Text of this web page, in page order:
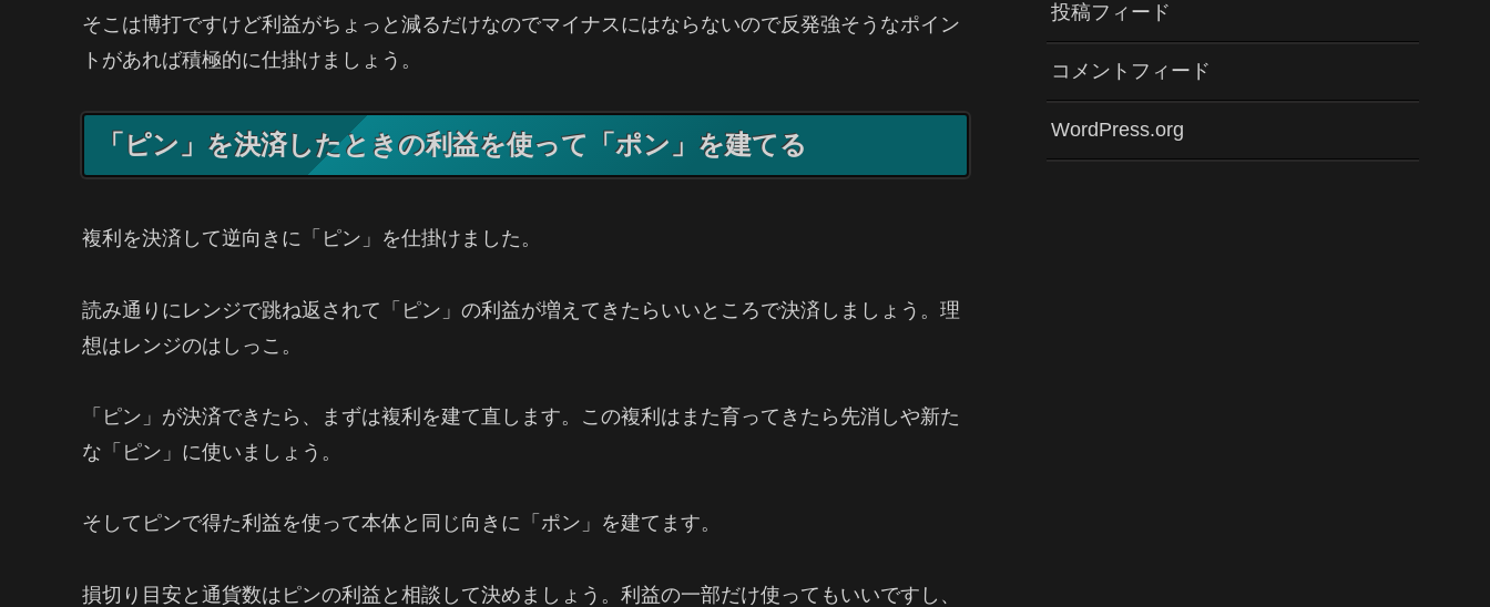
そこは博打ですけど利益がちょっと減るだけなのでマイナスにはならないので反発強そうなポイン
トがあれば積極的に仕掛けましょう。
「ピン」を決済したときの利益を使って「ポン」を建てる
複利を決済して逆向きに「ピン」を仕掛けました。
読み通りにレンジで跳ね返されて「ピン」の利益が増えてきたらいいところで決済しましょう。理
想はレンジのはしっこ。
「ピン」が決済できたら、まずは複利を建て直します。この複利はまた育ってきたら先消しや新た
な「ピン」に使いましょう。
そしてピンで得た利益を使って本体と同じ向きに「ポン」を建てます。
損切り目安と通貨数はピンの利益と相談して決めましょう。利益の一部だけ使ってもいいですし、
投稿フィード
コメントフィード
WordPress.org